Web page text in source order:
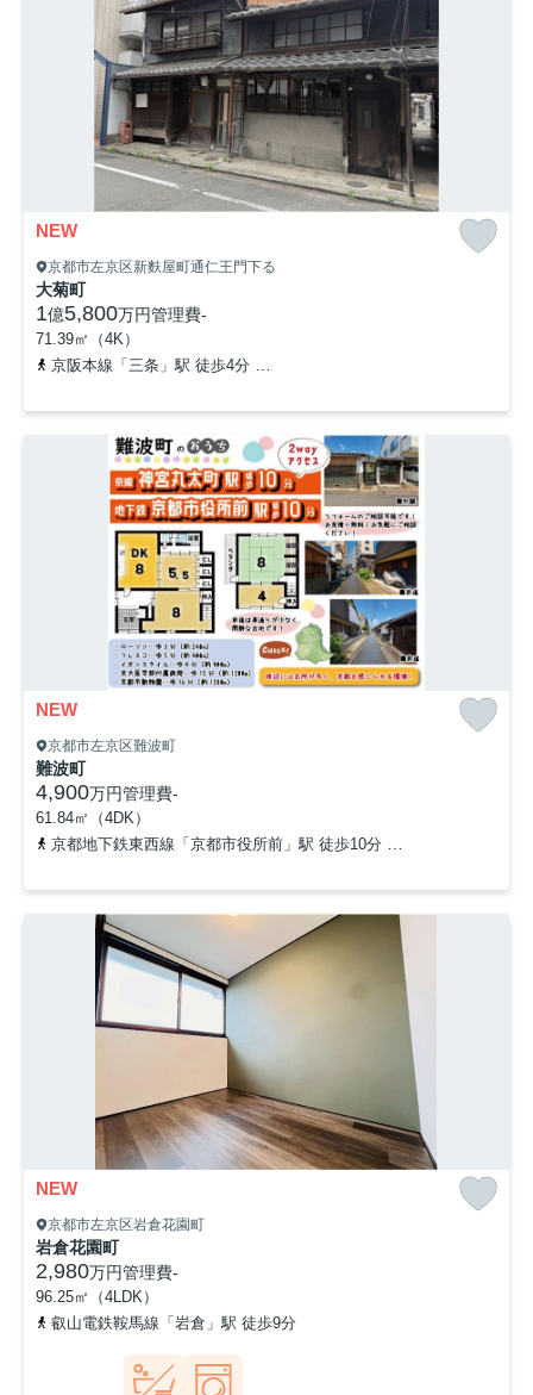
NEW
京都市左京区新麩屋町通仁王門下る
大菊町
1億5,800万円管理費-
71.39㎡（4K）
京阪本線「三条」駅 徒歩4分
NEW
京都市左京区難波町
難波町
4,900万円管理費-
61.84㎡（4DK）
京都地下鉄東西線「京都市役所前」駅 徒歩10分
NEW
京都市左京区岩倉花園町
岩倉花園町
2,980万円管理費-
96.25㎡（4LDK）
叡山電鉄鞍馬線「岩倉」駅 徒歩9分